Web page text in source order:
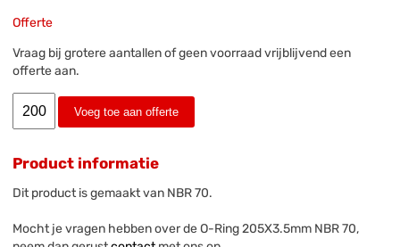
Offerte
Vraag bij grotere aantallen of geen voorraad vrijblijvend een
offerte aan.
Voeg toe aan offerte
Product informatie
Dit product is gemaakt van NBR 70.
Mocht je vragen hebben over de O-Ring 205X3.5mm NBR 70,